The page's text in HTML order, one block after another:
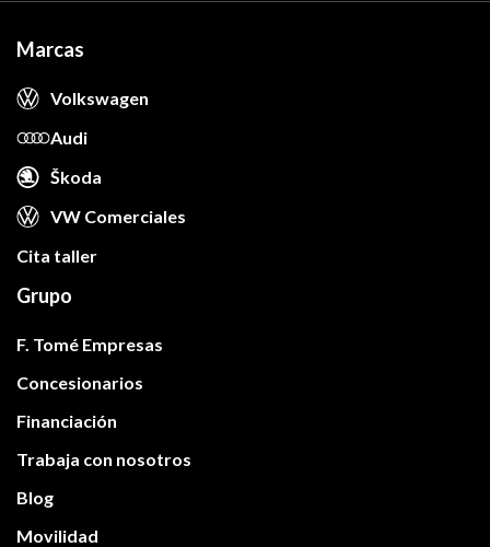
Marcas
Volkswagen
Audi
Škoda
VW Comerciales
Cita taller
Grupo
F. Tomé Empresas
Concesionarios
Financiación
Trabaja con nosotros
Blog
Movilidad